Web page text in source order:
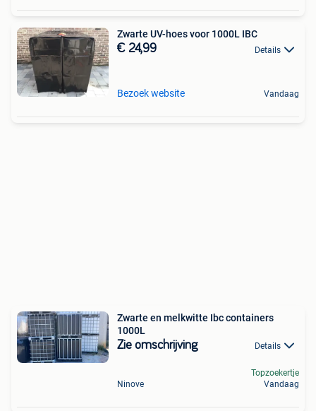
Zwarte UV-hoes voor 1000L IBC
€ 24,99 Details
Bezoek website Vandaag
Zwarte en melkwitte Ibc containers
1000L
Zie omschrijving Details
Ninove
Topzoekertje
Vandaag